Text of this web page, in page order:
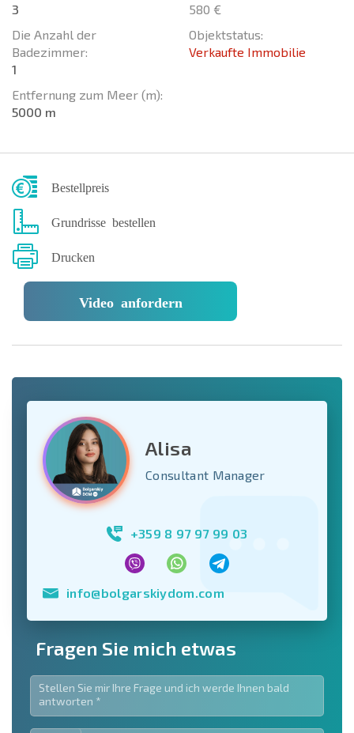
3
Die Anzahl der
Badezimmer:
1
Entfernung zum Meer (m):
5000 m
580 €
Objektstatus:
Verkaufte Immobilie
Bestellpreis
Grundrisse bestellen
Drucken
Video anfordern
Alisa
Consultant Manager
+359 8 97 97 99 03
info@bolgarskiydom.com
Fragen Sie mich etwas